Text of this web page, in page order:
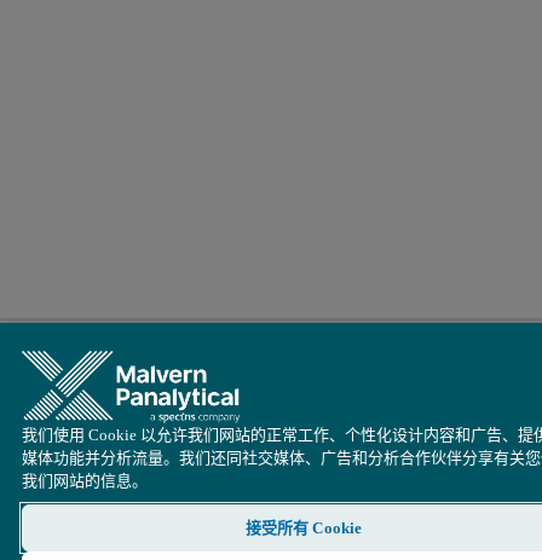
我们使用 Cookie 以允许我们网站的正常工作、个性化设计内容和广告、提
媒体功能并分析流量。我们还同社交媒体、广告和分析合作伙伴分享有关
我们网站的信息。
接受所有 Cookie